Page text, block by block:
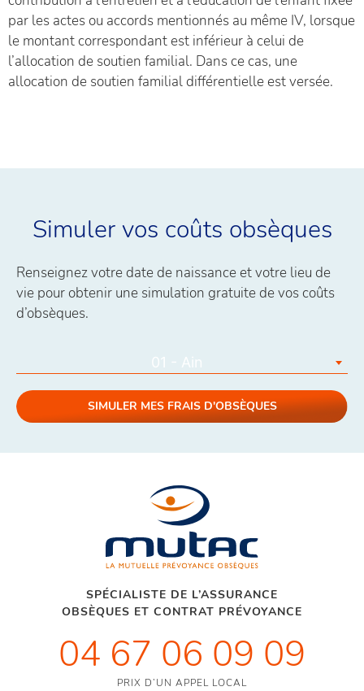
par les actes ou accords mentionnés au même IV, lorsque
le montant correspondant est inférieur à celui de
l’allocation de soutien familial. Dans ce cas, une
allocation de soutien familial différentielle est versée.
Simuler vos coûts obsèques
Renseignez votre date de naissance et votre lieu de
vie pour obtenir une simulation gratuite de vos coûts
d’obsèques.
01 - Ain
SIMULER MES FRAIS D'OBSÈQUES
SPÉCIALISTE DE L’ASSURANCE
OBSÈQUES ET CONTRAT PRÉVOYANCE
04 67 06 09 09
PRIX D’UN APPEL LOCAL